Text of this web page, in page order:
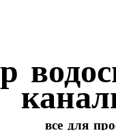
все для